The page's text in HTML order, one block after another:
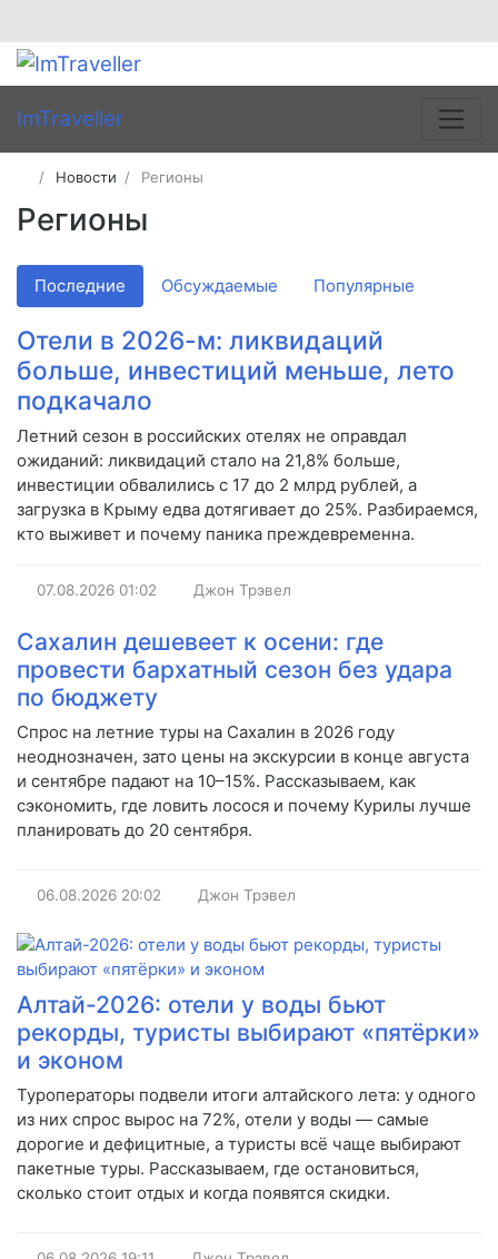
ImTraveller
Новости Регионы
Регионы
Последние Обсуждаемые Популярные
Отели в 2026-м: ликвидаций
больше, инвестиций меньше, лето
подкачало
Летний сезон в российских отелях не оправдал
ожиданий: ликвидаций стало на 21,8% больше,
инвестиции обвалились с 17 до 2 млрд рублей, а
загрузка в Крыму едва дотягивает до 25%. Разбираемся,
кто выживет и почему паника преждевременна.
07.08.2026 01:02 Джон Трэвел
Сахалин дешевеет к осени: где
провести бархатный сезон без удара
по бюджету
Спрос на летние туры на Сахалин в 2026 году
неоднозначен, зато цены на экскурсии в конце августа
и сентябре падают на 10–15%. Рассказываем, как
сэкономить, где ловить лосося и почему Курилы лучше
планировать до 20 сентября.
06.08.2026 20:02 Джон Трэвел
Алтай-2026: отели у воды бьют
рекорды, туристы выбирают «пятёрки»
и эконом
Туроператоры подвели итоги алтайского лета: у одного
из них спрос вырос на 72%, отели у воды — самые
дорогие и дефицитные, а туристы всё чаще выбирают
пакетные туры. Рассказываем, где остановиться,
сколько стоит отдых и когда появятся скидки.